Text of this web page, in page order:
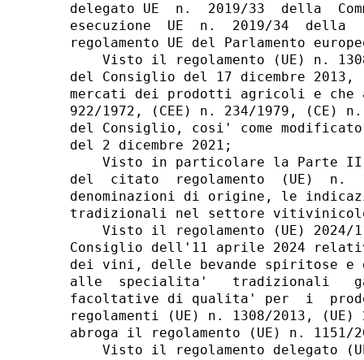
delegato UE  n.  2019/33  della
esecuzione  UE  n.  2019/34
regolamento UE del Parlamento
Visto il regolamento (UE) n.
del Consiglio del 17 dicembre 2013,
mercati dei prodotti agricoli e che
922/1972, (CEE) n. 234/1979, (CE)
del Consiglio, cosi' come modificato
del 2 dicembre 2021;
Visto in particolare la Parte
del  citato  regolamento  (UE)  n.
denominazioni di origine, le
tradizionali nel settore
Visto il regolamento (UE) 2024/
Consiglio dell'11 aprile 2024
dei vini, delle bevande spiritose
alle  specialita'   tradizionali
facoltative di qualita' per  i
regolamenti (UE) n. 1308/2013, (UE)
abroga il regolamento (UE) n. 1151/
Visto il regolamento delegato